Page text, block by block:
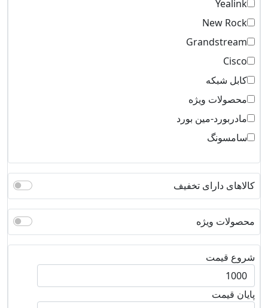
Yealink
New Rock
Grandstream
Cisco
کابل شبکه
محصولات ویژه
مادربورد-مین بورد
سامسونگ
کالاهای دارای تخفیف
محصولات ویژه
شروع قیمت
پایان قیمت